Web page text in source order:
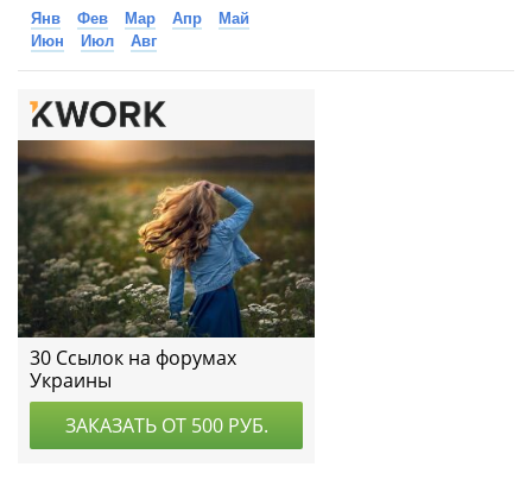
Янв Фев Мар Апр
Май
Июн
Июл Авг